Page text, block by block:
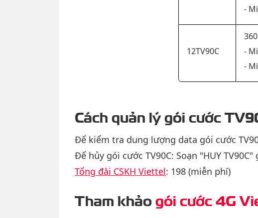
-
12TV90C
-
-
Cách quản lý gói cước
Để kiểm tra dung lượng data gói cước
Để hủy gói cước TV90C: Soạn "HUY
Tổng đài CSKH Viettel: 198 (miễn phí)
Tham khảogói cước 4G